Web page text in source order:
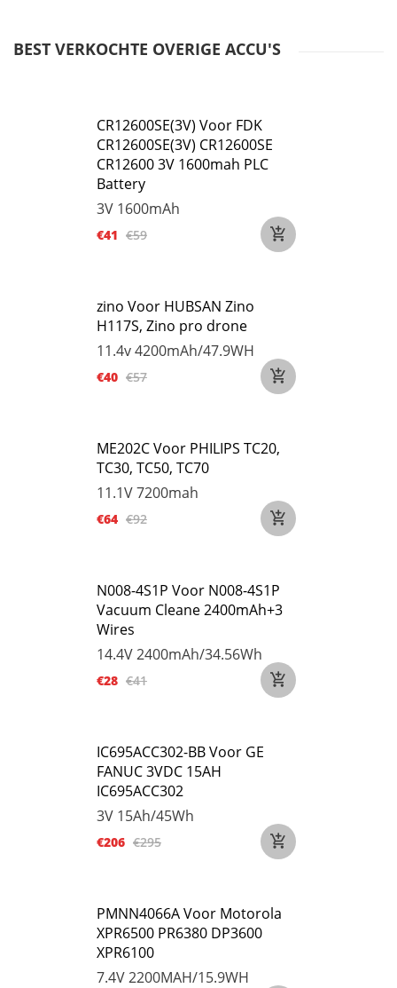
BEST VERKOCHTE OVERIGE ACCU'S
CR12600SE(3V) Voor FDK
CR12600SE(3V) CR12600SE
CR12600 3V 1600mah PLC
Battery
3V 1600mAh
€41 €59
zino Voor HUBSAN Zino
H117S, Zino pro drone
11.4v4200mAh/47.9WH
€40 €57
ME202C Voor PHILIPS TC20,
TC30, TC50, TC70
11.1V7200mah
€64 €92
N008-4S1P Voor N008-4S1P
Vacuum Cleane 2400mAh+3
Wires
14.4V2400mAh/34.56Wh
€28 €41
IC695ACC302-BB Voor GE
FANUC 3VDC 15AH
IC695ACC302
3V 15Ah/45Wh
€206 €295
PMNN4066A Voor Motorola
XPR6500 PR6380 DP3600
XPR6100
7.4V2200MAH/15.9WH